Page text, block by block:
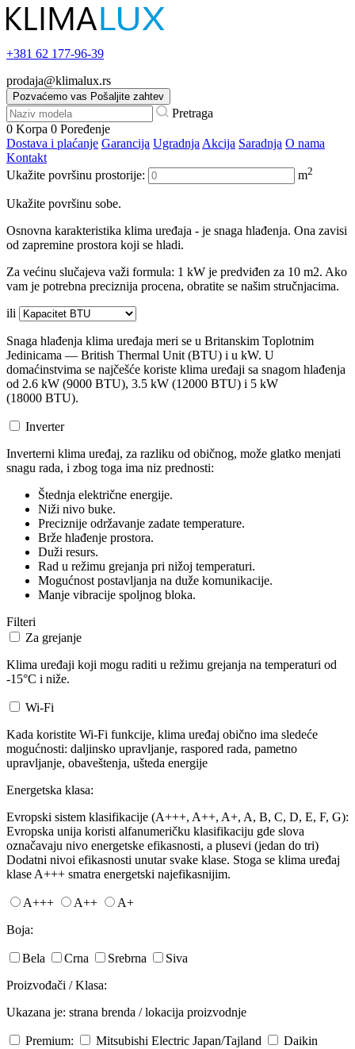
+381 62 177-96-39
prodaja@klimalux.rs
Pozvaćemo vas Pošaljite zahtev
Pretraga
0 Korpa 0 Poređenje
Dostava i plaćanje Garancija Ugradnja Akcija Saradnja O nama
Kontakt
Ukažite površinu prostorije:
m2
Ukažite površinu sobe.
Osnovna karakteristika klima uređaja - je snaga hlađenja. Ona zavisi
od zapremine prostora koji se hladi.
Za većinu slučajeva važi formula: 1 kW je predviđen za 10 m2. Ako
vam je potrebna preciznija procena, obratite se našim stručnjacima.
ili
Snaga hlađenja klima uređaja meri se u Britanskim Toplotnim
Jedinicama — British Thermal Unit (BTU) i u kW. U
domaćinstvima se najčešće koriste klima uređaji sa snagom hlađenja
od 2.6 kW (9000 BTU), 3.5 kW (12000 BTU) i 5 kW
(18000 BTU).
Inverter
Inverterni klima uređaj, za razliku od običnog, može glatko menjati
snagu rada, i zbog toga ima niz prednosti:
Štednja električne energije.
Niži nivo buke.
Preciznije održavanje zadate temperature.
Brže hlađenje prostora.
Duži resurs.
Rad u režimu grejanja pri nižoj temperaturi.
Mogućnost postavljanja na duže komunikacije.
Manje vibracije spoljnog bloka.
Filteri
Za grejanje
Klima uređaji koji mogu raditi u režimu grejanja na temperaturi od
-15°C i niže.
Wi-Fi
Kada koristite Wi-Fi funkcije, klima uređaj obično ima sledeće
mogućnosti: daljinsko upravljanje, raspored rada, pametno
upravljanje, obaveštenja, ušteda energije
Energetska klasa:
Evropski sistem klasifikacije (A+++, A++, A+, A, B, C, D, E, F, G):
Evropska unija koristi alfanumeričku klasifikaciju gde slova
označavaju nivo energetske efikasnosti, a plusevi (jedan do tri)
Dodatni nivoi efikasnosti unutar svake klase. Stoga se klima uređaj
klase A+++ smatra energetski najefikasnijim.
A+++ A++
A+
Boja:
Bela Crna Srebrna
Siva
Proizvođači / Klasa:
Ukazana je: strana brenda / lokacija proizvodnje
Premium: Mitsubishi Electric Japan/Tajland
Daikin